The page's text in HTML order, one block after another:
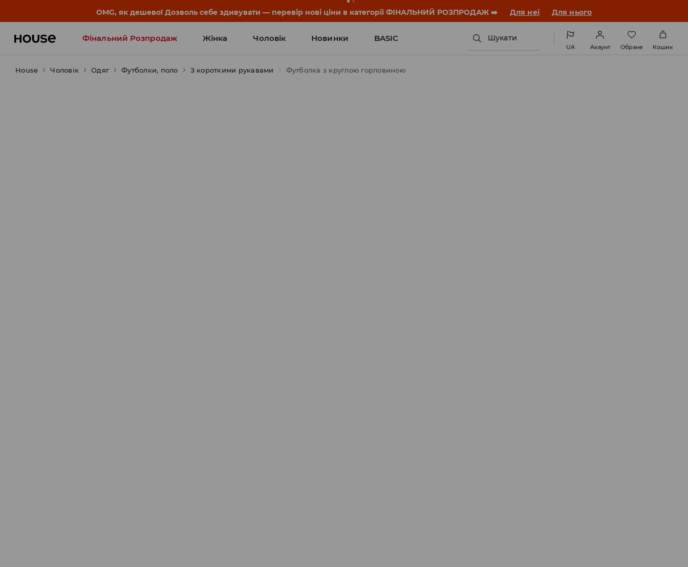
-30% на ПРОДУКТ ДНЯ 🛍️ Купон та деталі акції знайдеш у своєму обліковому записі 💸 ЗАВАНТАЖИТИ ДОДАТОК
Фінальний Розпродаж Жінка Чоловік Новинки BASIC
Influencers' Faves
Шукати
UA Акаунт Обране Кошик
House Чоловік Одяг Футболки, поло З короткими рукавами Футболка з круглою горловиною